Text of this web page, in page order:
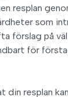
resplan
som
förslag på
för
din resplan